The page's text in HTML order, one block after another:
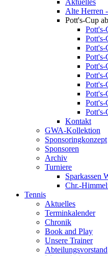
Aktuelles
Alte Herren
Pott's-Cup
Kontakt
GWA-Kollektion
Sponsoringkonzept
Sponsoren
Archiv
Turniere
Sparkassen
Chr.-
Tennis
Aktuelles
Terminkalender
Chronik
Book and Play
Unsere Trainer
Abteilungsvorstand